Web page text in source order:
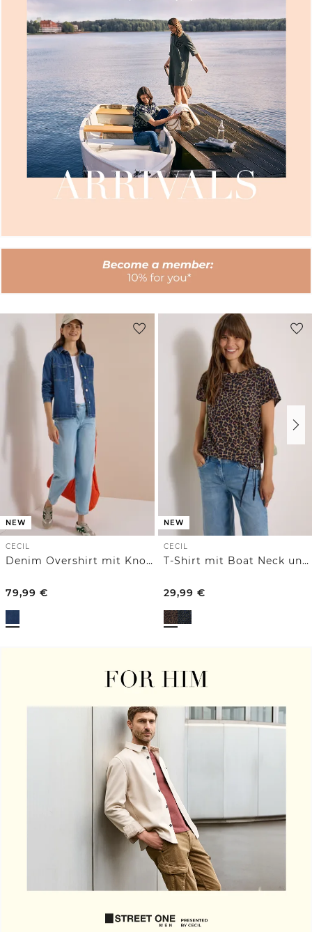
NEW
CECIL
Denim Overshirt mit Knopfleiste
79,99 €
NEW
CECIL
T-Shirt mit Boat Neck und Leo-Muster
29,99 €